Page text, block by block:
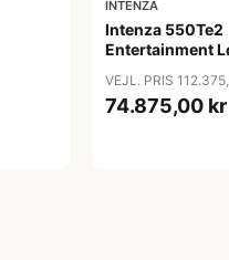
INTENZA
Intenza 550Te2
Entertainment
VEJL. PRIS
74.875,00 kr